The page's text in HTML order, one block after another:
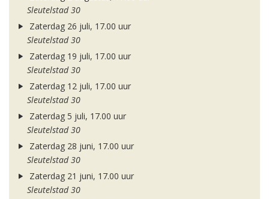
Sleutelstad 30
Zaterdag 26 juli, 17.00 uur
Sleutelstad 30
Zaterdag 19 juli, 17.00 uur
Sleutelstad 30
Zaterdag 12 juli, 17.00 uur
Sleutelstad 30
Zaterdag 5 juli, 17.00 uur
Sleutelstad 30
Zaterdag 28 juni, 17.00 uur
Sleutelstad 30
Zaterdag 21 juni, 17.00 uur
Sleutelstad 30